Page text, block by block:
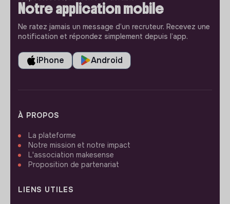
Notre application mobile
Ne ratez jamais un message d’un recruteur. Recevez une
notification et répondez simplement depuis l’app.
iPhone Android
À PROPOS
La plateforme
Notre mission et notre impact
L'association makesense
Proposition de partenariat
LIENS UTILES